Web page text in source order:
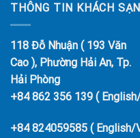
THÔNG TIN KHÁCH SẠN
118 Đỗ Nhuận ( 193 Văn
Cao ), Phường Hải An, Tp.
Hải Phòng
+84 862 356 139 (
+84 824059585 (